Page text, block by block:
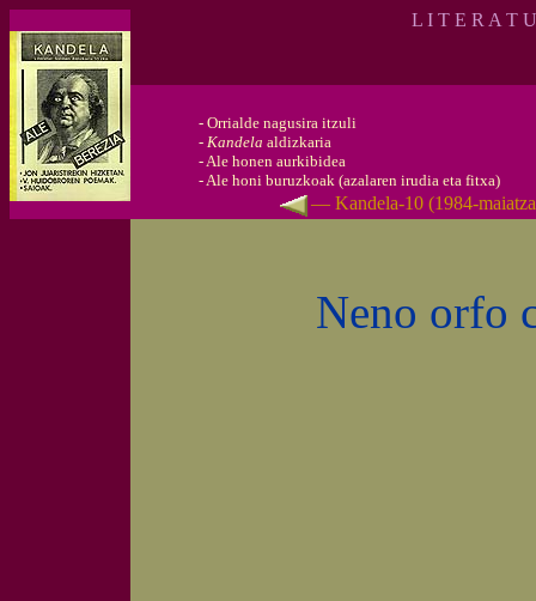
L I T E R A T
- Orrialde nagusira itzuli
- Kandela aldizkaria
-Ale honen aurkibidea
-Ale honi buruzkoak (azalaren irudia eta fitxa)
— Kandela-10 (1984-
Neno orfo